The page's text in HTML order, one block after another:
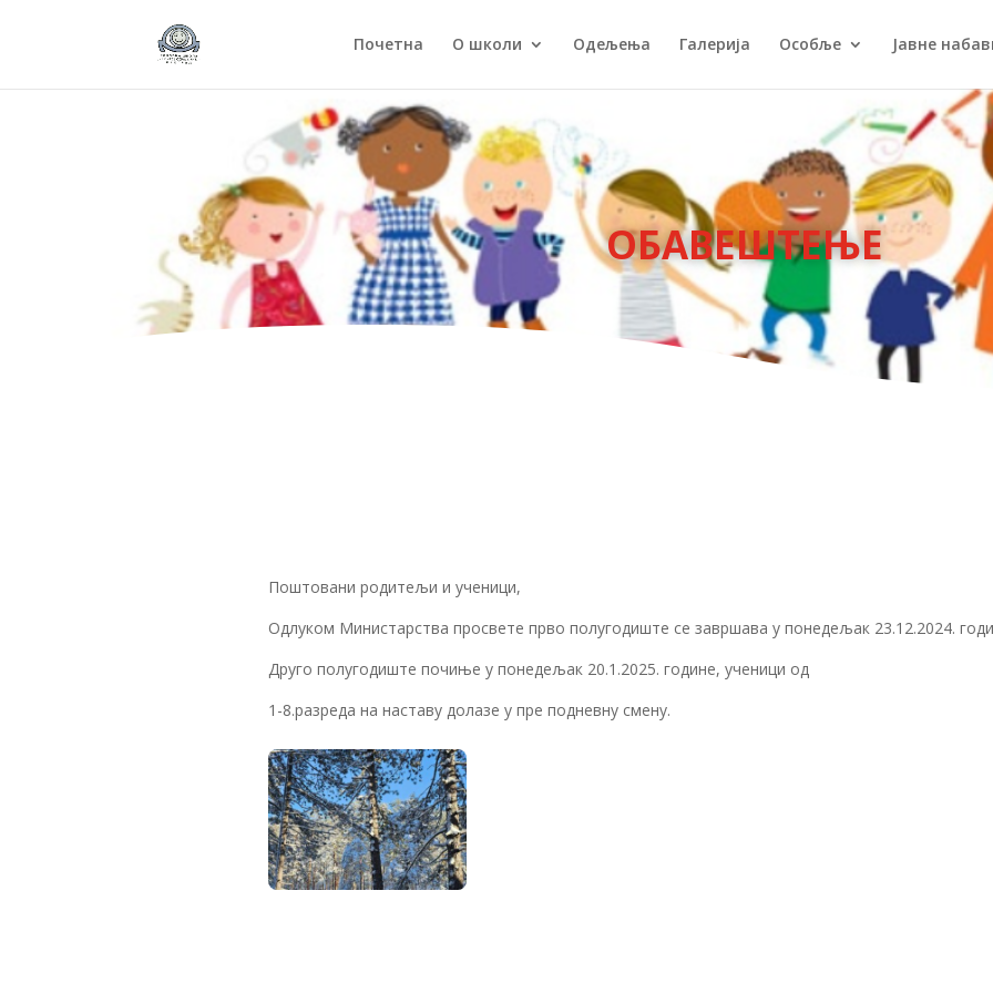
Почетна О школи Одељења Галерија Особље Јавне
ОБАВЕШТЕЊЕ
Поштовани родитељи и ученици,
Одлуком Министарства просвете прво полугодиште се завршава у понедељак 23.12.2024.
Друго полугодиште почиње у понедељак 20.1.2025. године, ученици од
1-8.разреда на наставу долазе у пре подневну смену.